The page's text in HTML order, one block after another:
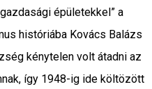
épületekkel” a
históriába Kovács Balázs
kénytelen volt átadni az
így 1948-ig ide költözött